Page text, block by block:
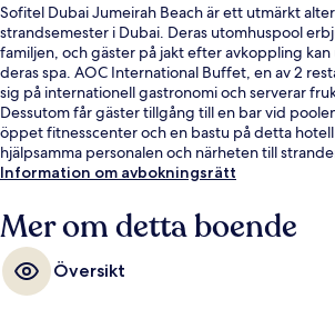
Sofitel Dubai Jumeirah Beach är ett utmärkt
strandsemester i Dubai. Deras utomhuspool
familjen, och gäster på jakt efter avkoppling kan
deras spa. AOC International Buffet, en av 2
sig på internationell gastronomi och serverar
Dessutom får gäster tillgång till en bar vid
öppet fitnesscenter och en bastu på detta
hjälpsamma personalen och närheten till
våra resenärer. Kollektivtrafik finns i närheten. Till
Beach Residence 1 spårvagnshållplats är det 13
Information om avbokningsrätt
Mer om detta boende
Översikt